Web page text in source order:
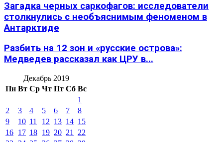
Загадка черных саркофагов: исследователи
столкнулись с необъяснимым феноменом в
Антарктиде
Разбить на 12 зон и «русские острова»:
Медведев рассказал как ЦРУ в...
Декабрь 2019
Пн Вт Ср Чт Пт Сб Вс
1
2
3 4 5 6 7
8
9
10 11 12 13 14 15
16 17 18 19 20 21
22